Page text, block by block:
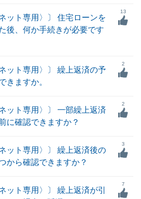
ット専用〉〕 住宅ローンを
後、何か手続きが必要です
13
ット専用〉〕 繰上返済の予
きますか。
2
ット専用〉〕 一部繰上返済
に確認できますか？
2
ット専用〉〕 繰上返済後の
から確認できますか？
3
ット専用〉〕 繰上返済が引
7